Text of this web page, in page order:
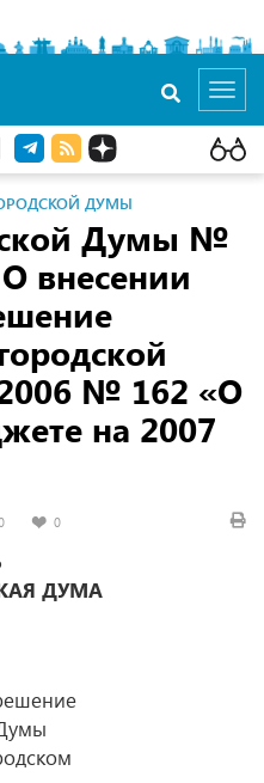
ДУМЫ
Думы №
внесении
№ 162 «О
на 2007
0
ДУМА